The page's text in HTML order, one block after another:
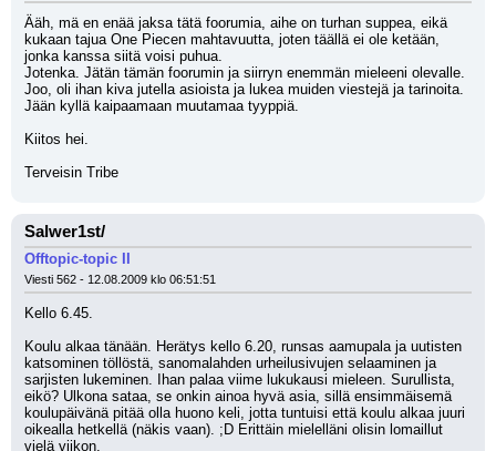
Ääh, mä en enää jaksa tätä foorumia, aihe on turhan suppea, eikä
kukaan tajua One Piecen mahtavuutta, joten täällä ei ole ketään,
jonka kanssa siitä voisi puhua.
Jotenka. Jätän tämän foorumin ja siirryn enemmän mieleeni olevalle.
Joo, oli ihan kiva jutella asioista ja lukea muiden viestejä ja tarinoita.
Jään kyllä kaipaamaan muutamaa tyyppiä.
Kiitos hei.
Terveisin Tribe
Salwer1st/
Offtopic-topic II
Viesti 562 - 12.08.2009 klo 06:51:51
Kello 6.45.
Koulu alkaa tänään. Herätys kello 6.20, runsas aamupala ja uutisten
katsominen töllöstä, sanomalahden urheilusivujen selaaminen ja
sarjisten lukeminen. Ihan palaa viime lukukausi mieleen. Surullista,
eikö? Ulkona sataa, se onkin ainoa hyvä asia, sillä ensimmäisemä
koulupäivänä pitää olla huono keli, jotta tuntuisi että koulu alkaa juuri
oikealla hetkellä (näkis vaan). ;D Erittäin mielelläni olisin lomaillut
vielä viikon.